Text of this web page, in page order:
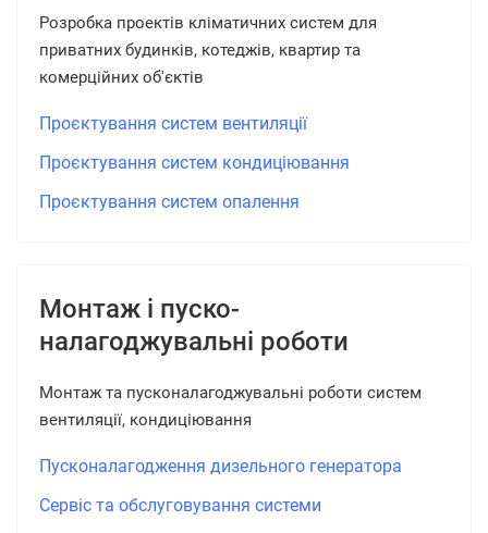
Розробка проектів кліматичних систем для
приватних будинків, котеджів, квартир та
комерційних об'єктів
Проєктування систем вентиляції
Проєктування систем кондиціювання
Проєктування систем опалення
Монтаж і пуско-
налагоджувальні роботи
Монтаж та пусконалагоджувальні роботи систем
вентиляції, кондиціювання
Пусконалагодження дизельного генератора
Сервіс та обслуговування системи